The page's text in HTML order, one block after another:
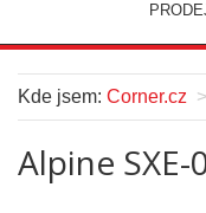
Kde jsem: Corner.cz
Alpine SXE-